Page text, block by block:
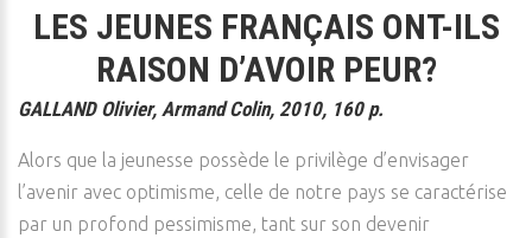
LES JEUNES FRANÇAIS ONT-ILS
RAISON D’AVOIR PEUR?
GALLAND Olivier, Armand Colin, 2010, 160 p.
Alors que la jeunesse possède le privilège d’envisager
l’avenir avec optimisme, celle de notre pays se caractérise
par un profond pessimisme, tant sur son devenir